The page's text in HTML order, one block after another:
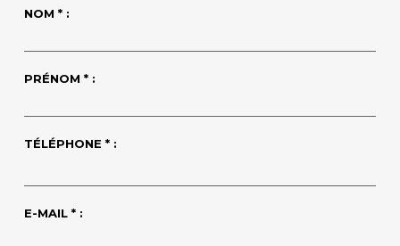
NOM * :
PRÉNOM * :
TÉLÉPHONE * :
E-MAIL * :